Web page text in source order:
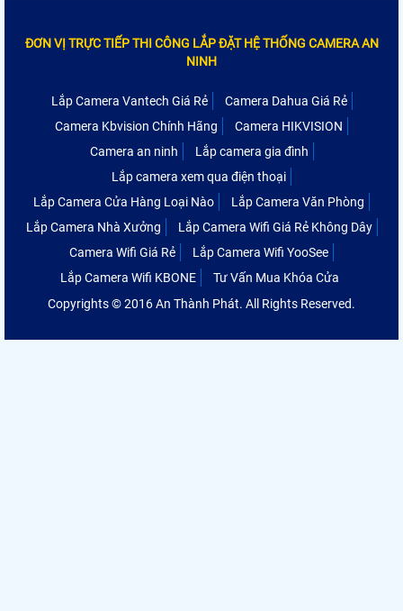
ĐƠN VỊ TRỰC TIẾP THI CÔNG LẮP ĐẶT HỆ THỐNG CAMERA AN
NINH
Lắp Camera Vantech Giá Rẻ
Camera Dahua Giá Rẻ
Camera Kbvision Chính Hãng
Camera HIKVISION
Camera an ninh
Lắp camera gia đình
Lắp camera xem qua điện thoại
Lắp Camera Cửa Hàng Loại Nào
Lắp Camera Văn Phòng
Lắp Camera Nhà Xưởng
Lắp Camera Wifi Giá Rẻ Không Dây
Camera Wifi Giá Rẻ
Lắp Camera Wifi YooSee
Lắp Camera Wifi KBONE
Tư Vấn Mua Khóa Cửa
Copyrights © 2016 An Thành Phát. All Rights Reserved.